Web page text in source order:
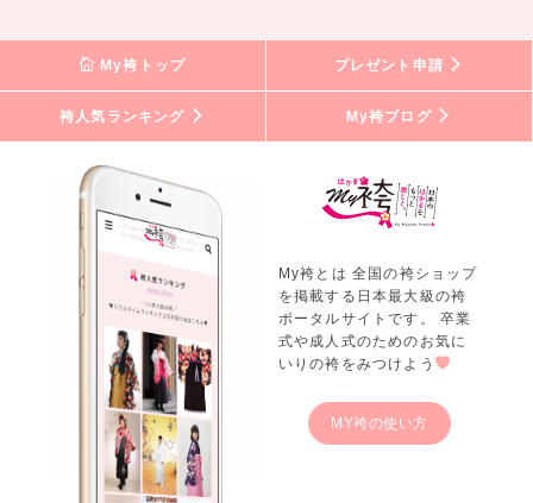
My袴トップ プレゼント申請
袴人気ランキング My袴ブログ
My袴とは 全国の袴ショップ
を掲載する日本最大級の袴
ポータルサイトです。 卒業
式や成人式のためのお気に
いりの袴をみつけよう
MY袴の使い方